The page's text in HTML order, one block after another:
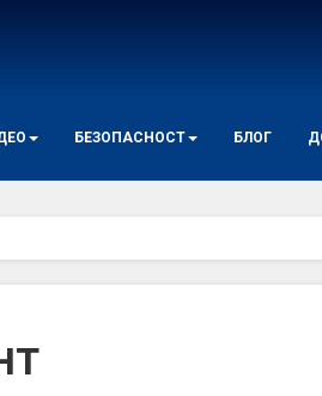
БЕЗОПАСНОСТ БЛОГ